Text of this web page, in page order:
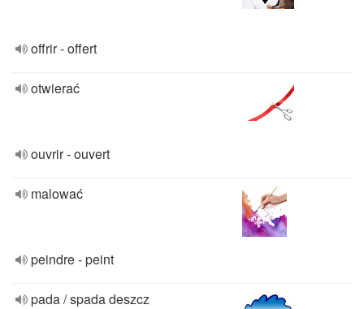
offrir - offert
otwierać
ouvrir - ouvert
malować
peindre - peint
pada / spada deszcz